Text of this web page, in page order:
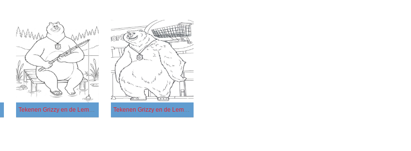
Tekenen Grizzy en de Lemmings voor kinderen Tekenen Grizzy en de Lemmings